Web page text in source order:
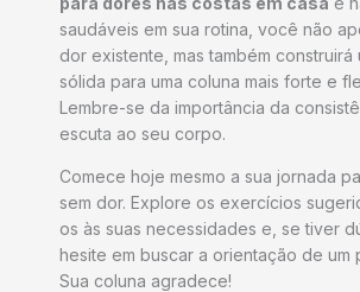
saudáveis em sua rotina, você não
dor existente, mas também construirá
sólida para uma coluna mais forte e
Lembre-se da importância da
escuta ao seu corpo.
Comece hoje mesmo a sua jornada
sem dor. Explore os exercícios
os às suas necessidades e, se tiver
hesite em buscar a orientação de um
Sua coluna agradece!